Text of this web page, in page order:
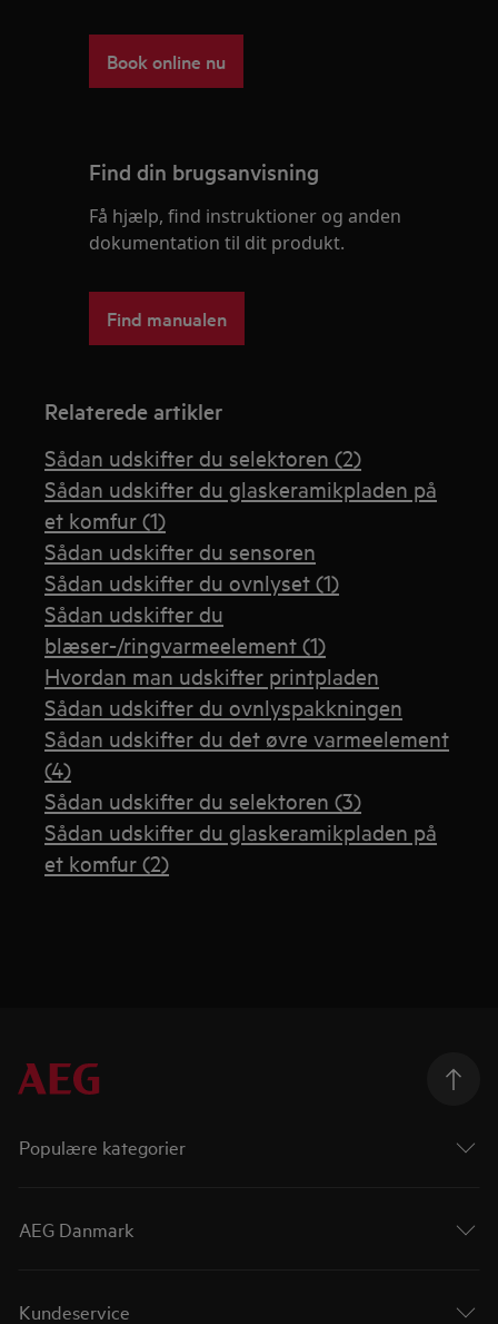
Book online nu
Find din brugsanvisning
Få hjælp, find instruktioner og anden
dokumentation til dit produkt.
Find manualen
Relaterede artikler
Sådan udskifter du selektoren (2)
Sådan udskifter du glaskeramikpladen på
et komfur (1)
Sådan udskifter du sensoren
Sådan udskifter du ovnlyset (1)
Sådan udskifter du
blæser-/ringvarmeelement (1)
Hvordan man udskifter printpladen
Sådan udskifter du ovnlyspakkningen
Sådan udskifter du det øvre varmeelement
(4)
Sådan udskifter du selektoren (3)
Sådan udskifter du glaskeramikpladen på
et komfur (2)
Populære kategorier
AEG Danmark
Kundeservice